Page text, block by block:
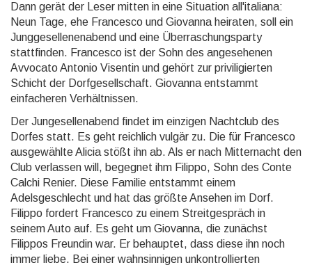
Dann gerät der Leser mitten in eine Situation all'italiana:
Neun Tage, ehe Francesco und Giovanna heiraten, soll ein
Junggesellenenabend und eine Überraschungsparty
stattfinden. Francesco ist der Sohn des angesehenen
Avvocato Antonio Visentin und gehört zur priviligierten
Schicht der Dorfgesellschaft. Giovanna entstammt
einfacheren Verhältnissen.
Der Jungesellenabend findet im einzigen Nachtclub des
Dorfes statt. Es geht reichlich vulgär zu. Die für Francesco
ausgewählte Alicia stößt ihn ab. Als er nach Mitternacht den
Club verlassen will, begegnet ihm Filippo, Sohn des Conte
Calchi Renier. Diese Familie entstammt einem
Adelsgeschlecht und hat das größte Ansehen im Dorf.
Filippo fordert Francesco zu einem Streitgespräch in
seinem Auto auf. Es geht um Giovanna, die zunächst
Filippos Freundin war. Er behauptet, dass diese ihn noch
immer liebe. Bei einer wahnsinnigen unkontrollierten